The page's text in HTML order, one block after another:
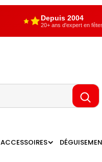
Depuis 2004
20+ ans d'expert en
ACCESSOIRES